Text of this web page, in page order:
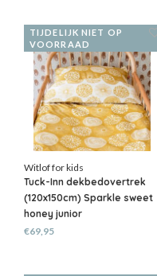
TIJDELIJK NIET OP
VOORRAAD
Witlof for kids
Tuck-Inn dekbedovertrek
(120x150cm) Sparkle sweet
honey junior
€69,95